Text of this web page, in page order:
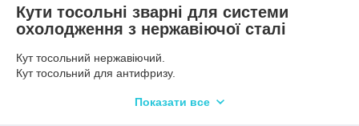
Кути тосольні зварні для системи
охолодження з нержавіючої сталі
Кут тосольний нержавіючий.
Кут тосольний для антифризу.
Зварні кути нержавіючі.Показати все